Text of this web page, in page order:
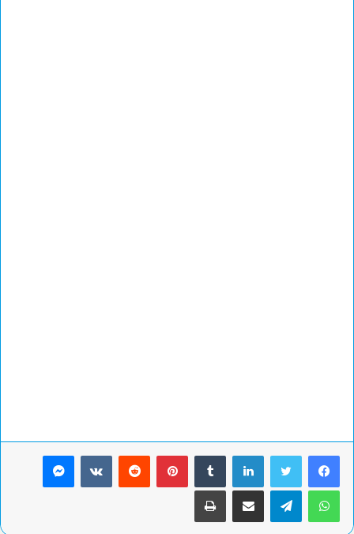
لينكدإن بينتيريست ماسنجر
واتساب تيلقرام مشاركة عبر البريد طباعة